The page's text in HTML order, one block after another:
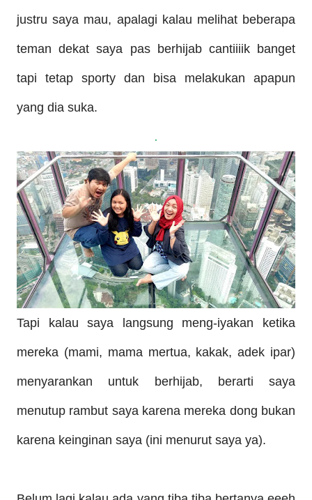
justru saya mau, apalagi kalau melihat beberapa
teman dekat saya pas berhijab cantiiiik banget
tapi tetap sporty dan bisa melakukan apapun
yang dia suka.
.
Tapi kalau saya langsung meng-iyakan ketika
mereka (mami, mama mertua, kakak, adek ipar)
menyarankan untuk berhijab, berarti saya
menutup rambut saya karena mereka dong bukan
karena keinginan saya (ini menurut saya ya).